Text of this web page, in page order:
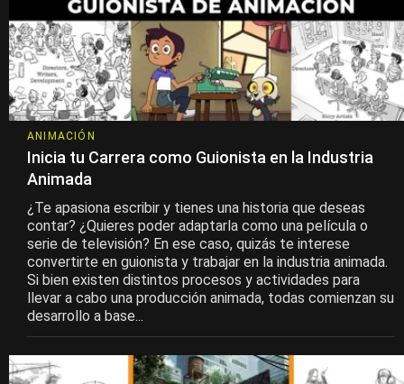
ANIMACIÓN
Inicia tu Carrera como Guionista en la Industria
Animada
¿Te apasiona escribir y tienes una historia que deseas
contar? ¿Quieres poder adaptarla como una película o
serie de televisión? En ese caso, quizás te interese
convertirte en guionista y trabajar en la industria animada.
Si bien existen distintos procesos y actividades para
llevar a cabo una producción animada, todas comienzan su
desarrollo a base...